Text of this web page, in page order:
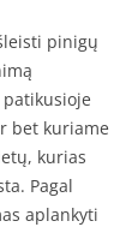
pinigų
bet kuriame
kurias
Pagal
aplankyti